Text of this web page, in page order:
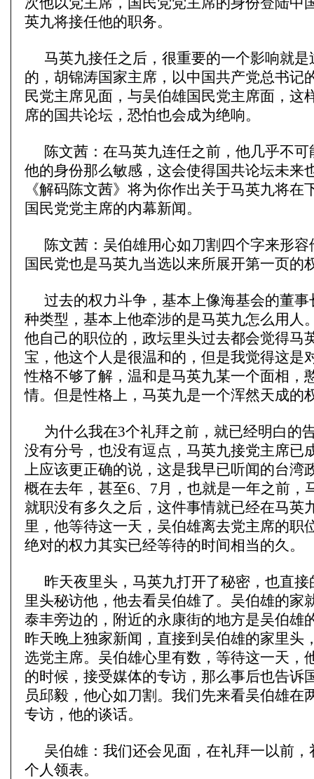
英九将接任他的职务。
马英九接任之后，很重要的一个影响就
的，胡锦涛国家主席，以中国共产党总书记
民党主席见面，与吴伯雄国民党主席面，这
席的国共论坛，恐怕也会成为绝响。
陈文茜：在马英九连任之前，他几乎不
他的身份那么敏感，这会使得国共论坛未来
《解码陈文茜》将为你作出关于马英九将在
国民党党主席的内幕新闻。
陈文茜：吴伯雄用心如刀割四个字来形
国民党也是马英九当选以来所展开第一页的
过去的权力斗争，基本上像海基会的董
种类型，基本上他牵涉的是马英九怎么用人
他自己的职位的，政坛里头过去都会觉得马
宝，他这个人是很温和的，但是我觉得这是
性格不够了解，温和是马英九某一个面相，
情。但是性格上，马英九是一个浑然天成的
为什么我在3个礼拜之前，就已经明白的
没有分号，也没有逗点，马英九接党主席已
上应该更正确的说，这是我早已听闻的台湾
概在去年，甚至6、7月，也就是一年之前，
就职没有多久之后，这件事情就已经在马英
里，他等待这一天，吴伯雄离去党主席的职
绝对的权力其实已经等待的时间相当的久。
昨天夜里头，马英九打开了秘密，也直
里头秘访他，他去看吴伯雄了。吴伯雄的家
泰丰旁边的，附近的永康街的地方是吴伯雄
昨天晚上独家新闻，直接到吴伯雄的家里头
选党主席。吴伯雄心里有数，等待这一天，
的时候，接受媒体的专访，那么事后也告诉
员邱毅，他心如刀割。我们先来看吴伯雄在
专访，他的谈话。
吴伯雄：我们还会见面，在礼拜一以前
个人领表。